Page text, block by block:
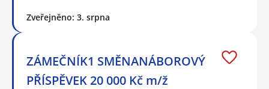
Zveřejněno: 3. srpna
ZÁMEČNÍK1 SMĚNANÁBOROVÝ
PŘÍSPĚVEK 20 000 Kč m/ž